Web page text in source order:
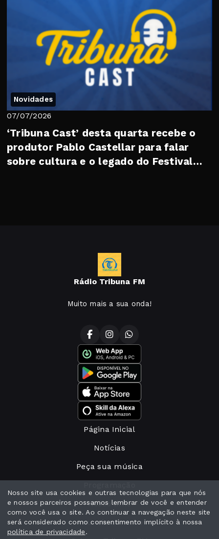
Novidades
07/07/2026
‘Tribuna Cast’ desta quarta recebe o
produtor Pablo Castellar para falar
sobre cultura e o legado do Festival
Rádio Tribuna FM
Muito mais a sua onda!
Página Inicial
Notícias
Peça sua música
Nosso time
Anuncie conosco
Nosso site usa cookies e outras tecnologias para que nós
e nossos parceiros possamos lembrar de você e entender
como você usa o site. Ao continuar a navegação neste site
será considerado como consentimento implícito à nossa
política de privacidade.